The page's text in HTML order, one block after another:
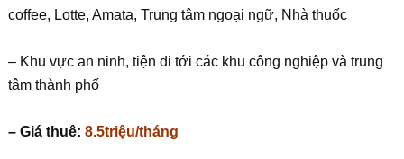
coffee, Lotte, Amata, Trung tâm ngoại ngữ, Nhà thuốc
– Khu vực an ninh, tiện đi tới các khu công nghiệp và trung
tâm thành phố
– Giá thuê: 8.5triệu/tháng